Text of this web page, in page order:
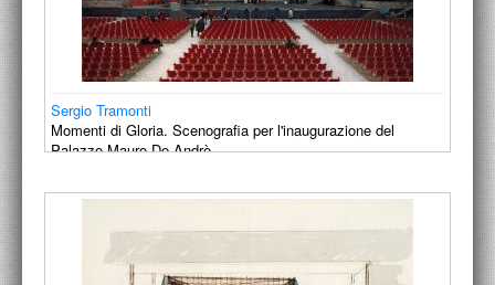
Sergio Tramonti
Momenti di Gloria. Scenografia per l'inaugurazione del
Palazzo Mauro De Andrè